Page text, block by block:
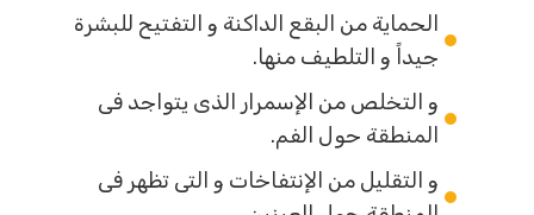
الحماية من البقع الداكنة و التفتيح للبشرة
جيداً و التلطيف منها.
و التخلص من الإسمرار الذى يتواجد فى
المنطقة حول الفم.
و التقليل من الإنتفاخات و التى تظهر فى